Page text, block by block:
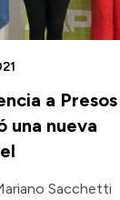
a Presos
una nueva
Sacchetti